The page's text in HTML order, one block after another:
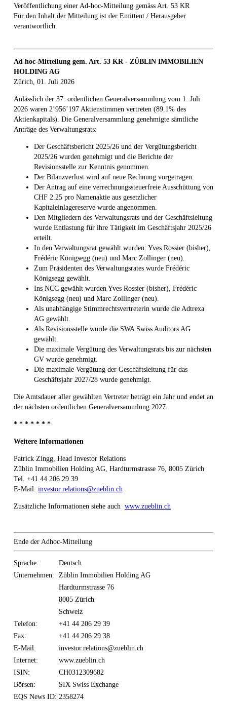
Veröffentlichung einer Ad-hoc-Mitteilung gemäss Art. 53 KR
Für den Inhalt der Mitteilung ist der Emittent / Herausgeber
verantwortlich.
Ad hoc-Mitteilung gem. Art. 53 KR - ZÜBLIN IMMOBILIEN
HOLDING AG
Zürich, 01. Juli 2026
Anlässlich der 37. ordentlichen Generalversammlung vom 1. Juli
2026 waren 2’956’197 Aktienstimmen vertreten (89.1% des
Aktienkapitals). Die Generalversammlung genehmigte sämtliche
Anträge des Verwaltungsrats:
Der Geschäftsbericht 2025/26 und der Vergütungsbericht
2025/26 wurden genehmigt und die Berichte der
Revisionsstelle zur Kenntnis genommen.
Der Bilanzverlust wird auf neue Rechnung vorgetragen.
Der Antrag auf eine verrechnungssteuerfreie Ausschüttung von
CHF 2.25 pro Namenaktie aus gesetzlicher
Kapitaleinlagereserve wurde angenommen.
Den Mitgliedern des Verwaltungsrats und der Geschäftsleitung
wurde Entlastung für ihre Tätigkeit im Geschäftsjahr 2025/26
erteilt.
In den Verwaltungsrat gewählt wurden: Yves Rossier (bisher),
Frédéric Königsegg (neu) und Marc Zollinger (neu).
Zum Präsidenten des Verwaltungsrates wurde Frédéric
Königsegg gewählt.
Ins NCC gewählt wurden Yves Rossier (bisher), Frédéric
Königsegg (neu) und Marc Zollinger (neu).
Als unabhängige Stimmrechtsvertreterin wurde die Adtrexa
AG gewählt.
Als Revisionsstelle wurde die SWA Swiss Auditors AG
gewählt.
Die maximale Vergütung des Verwaltungsrats bis zur nächsten
GV wurde genehmigt.
Die maximale Vergütung der Geschäftsleitung für das
Geschäftsjahr 2027/28 wurde genehmigt.
Die Amtsdauer aller gewählten Vertreter beträgt ein Jahr und endet an
der nächsten ordentlichen Generalversammlung 2027.
* * * * * * *
Weitere Informationen
Patrick Zingg, Head Investor Relations
Züblin Immobilien Holding AG, Hardturmstrasse 76, 8005 Zürich
Tel. +41 44 206 29 39
E-Mail: investor.relations@zueblin.ch
Zusätzliche Informationen siehe auch www.zueblin.ch
Ende der Adhoc-Mitteilung
Sprache:
Deutsch
Unternehmen:
Züblin Immobilien Holding AG
Hardturmstrasse 76
8005 Zürich
Schweiz
Telefon:
+41 44 206 29 39
Fax:
+41 44 206 29 38
E-Mail:
investor.relations@zueblin.ch
Internet:
www.zueblin.ch
ISIN:
CH0312309682
Börsen:
SIX Swiss Exchange
EQS News ID: 2358274